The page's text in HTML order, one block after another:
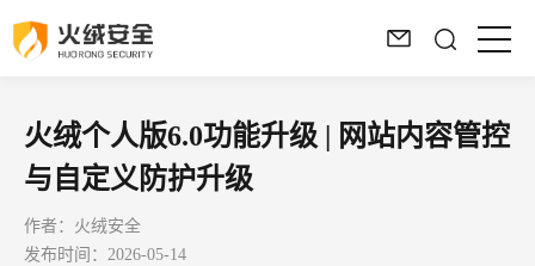
火绒个人版6.0功能升级 | 网站内容管控
与自定义防护升级
作者：火绒安全
发布时间：2026-05-14